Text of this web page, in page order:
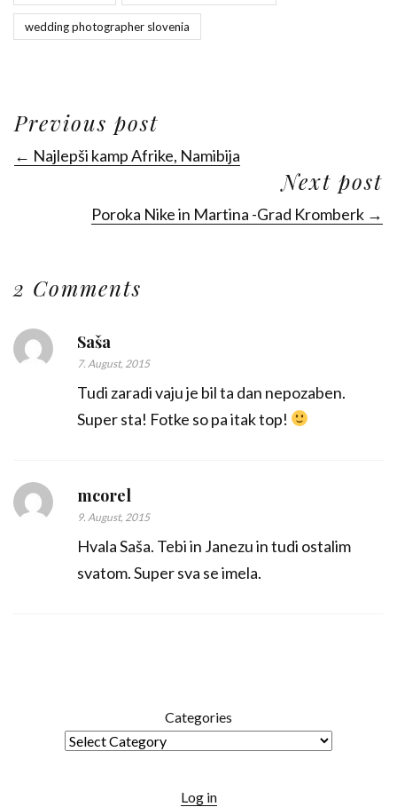
wedding photographer slovenia
Previous post
← Najlepši kamp Afrike, Namibija
Next post
Poroka Nike in Martina -Grad Kromberk →
2 Comments
Saša
7. August, 2015
Tudi zaradi vaju je bil ta dan nepozaben.
Super sta! Fotke so pa itak top!
mcorel
9. August, 2015
Hvala Saša. Tebi in Janezu in tudi ostalim
svatom. Super sva se imela.
Categories
Log in